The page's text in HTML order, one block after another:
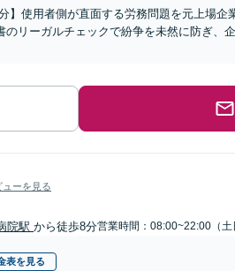
】使用者側が直面する労務問題を元上場
のリーガルチェックで紛争を未然に防ぎ、
ューを見る
院駅 から徒歩8分営業時間：08:00~22:00（土
表を見る